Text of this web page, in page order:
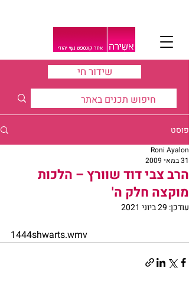
שידור חי
פוסט
הרב צבי דוד שוורץ – הלכות
מוקצה חלק ה'
Roni Ayalon
31 במאי 2009
עודכן: 29 ביוני 2021
1444shwarts.wmv